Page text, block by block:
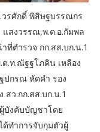
วรศักดิ์ พิสิษฐบรรณกร
แสงวรรณ,พ.ต.อ.กัมพล
ที่ตำรวจ กก.สส.บก.น.1
.ท.ณัฐฐโภคิน เหลือง
ปกรณ หัดคำ รอง
สว.กก.สส.บก.น.1
บังคับบัญชาโดย
ด้ทำการจับกุมตัวผู้